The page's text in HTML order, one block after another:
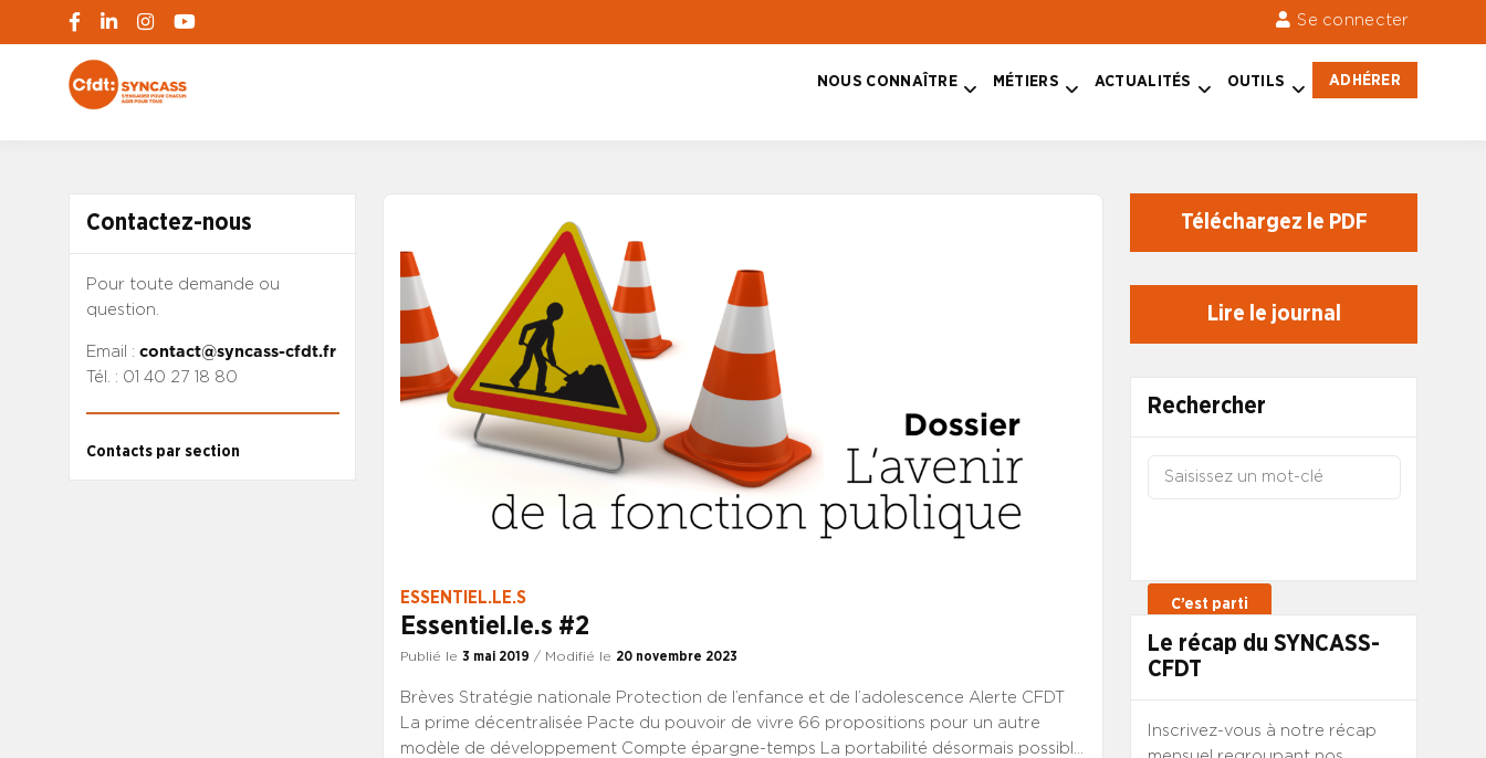
Se connecter
NOUS CONNAÎTRE MÉTIERS ACTUALITÉS OUTILS ADHÉRER
Contactez-nous
Pour toute demande ou
question.
Email : contact@syncass-cfdt.fr
Tél. : 01 40 27 18 80
Contacts par section
ESSENTIEL.LE.S
Essentiel.le.s #2
Publié le 3 mai 2019 / Modifié le 20 novembre 2023
Brèves Stratégie nationale Protection de l’enfance et de l’adolescence Alerte CFDT
La prime décentralisée Pacte du pouvoir de vivre 66 propositions pour un autre
modèle de développement Compte épargne-temps La portabilité désormais possible
Téléchargez le PDF
Lire le journal
Rechercher
Le récap du SYNCASS-
CFDT
Inscrivez-vous à notre récap